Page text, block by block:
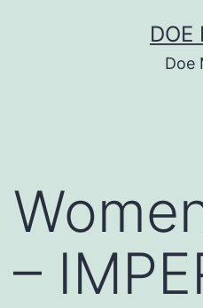
DOE
Doe
–